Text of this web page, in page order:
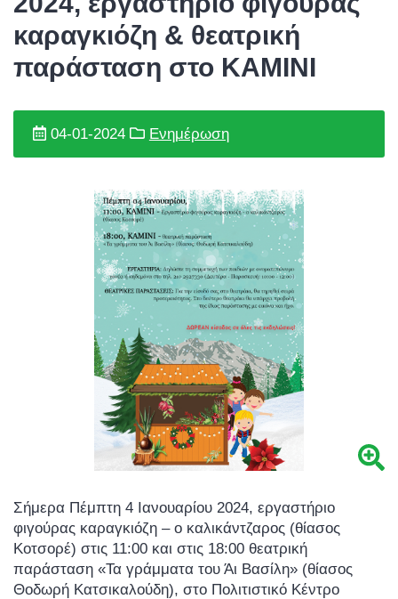
καραγκιόζη & θεατρική
παράσταση στο ΚΑΜΙΝΙ
04-01-2024 Ενημέρωση
Σήμερα Πέμπτη 4 Ιανουαρίου 2024, εργαστήριο
φιγούρας καραγκιόζη – ο καλικάντζαρος (θίασος
Κοτσορέ) στις 11:00 και στις 18:00 θεατρική
παράσταση «Τα γράμματα του Άι Βασίλη» (θίασος
Θοδωρή Κατσικαλούδη), στο Πολιτιστικό Κέντρο